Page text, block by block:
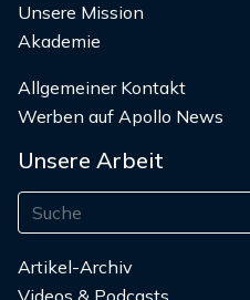
Unsere Mission
Akademie
Allgemeiner Kontakt
Werben auf Apollo News
Unsere Arbeit
Artikel-Archiv